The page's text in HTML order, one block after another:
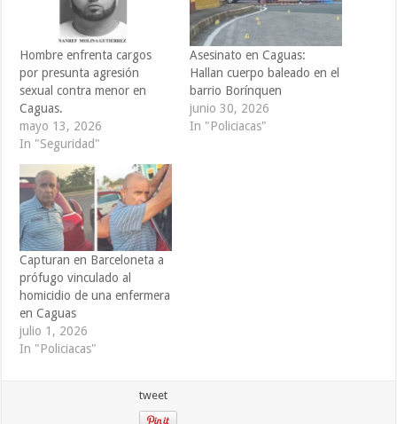
Hombre enfrenta cargos
por presunta agresión
sexual contra menor en
Caguas.
mayo 13, 2026
In "Seguridad"
Asesinato en Caguas:
Hallan cuerpo baleado en el
barrio Borínquen
junio 30, 2026
In "Policiacas"
Capturan en Barceloneta a
prófugo vinculado al
homicidio de una enfermera
en Caguas
julio 1, 2026
In "Policiacas"
tweet